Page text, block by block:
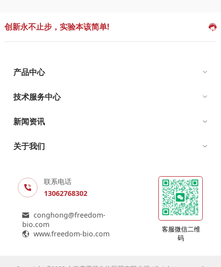
创新永不止步，实验本该简单!
产品中心
技术服务中心
新闻资讯
关于我们
联系电话
13062768302
conghong@freedom-
bio.com
www.freedom-bio.com
客服微信二维
码